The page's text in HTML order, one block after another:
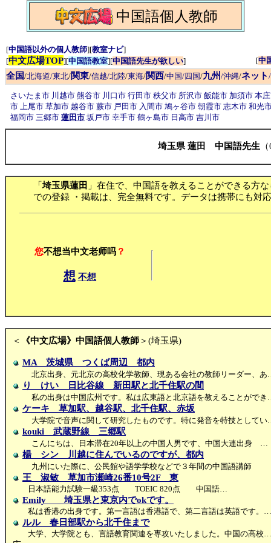
中国語個人教師
[中国語以外の個人教師][教室ナビ]
[中文広場TOP][中国語教室][中国語先生が欲しい] [中
全国/北海道/東北/関東/信越/北陸/東海/関西/中国/四国/九州/沖縄/ネット
さいたま市 川越市 熊谷市 川口市 行田市 秩父市 所沢市 飯能市 加須市 本
市 上尾市 草加市 越谷市 蕨市 戸田市 入間市 鳩ヶ谷市 朝霞市 志木市 和光
福岡市 三郷市 蓮田市 坂戸市 幸手市 鶴ヶ島市 日高市 吉川市
埼玉県 蓮田 中国語先生
「埼玉県蓮田 」在住で、中国語を教えることができる方
での登録 ・掲載は、完全無料です。データは携帯にも対
您不想当中文老师吗？
想 不想
＜ 《中文広場》中国語個人教師＞(埼玉県)
MA 茨城県 つくば周辺 都内
北京出身、元北京の高校化学教師、現ある会社の教師リーダー、
り けい 日比谷線 新田駅と北千住駅の間
私の出身は中国広州です。私は広東語と北京語を教えることがで
ケーキ 草加駅、越谷駅、北千住駅、赤坂
大学院で音声に関して研究したものです。特に発音を特技として
kouki 武蔵野線 三郷駅
こんにちは、日本滞在20年以上の中国人男です、中国大連出身 …
楊 シン 川越に住んでいるのですが、都内
九州にいた際に、公民館や語学学校などで３年間の中国語講師
王 淑敏 草加市瀬崎26番10号2F 東
日本語能力試験一級353点 TOEIC 820点 中国語…
Emily 埼玉県と東京内でokです。
私は香港の出身です。第一言語は香港語で、第二言語は英語です。…
ルル 春日部駅から北千住まで
大学、大学院とも、言語教育関連を専攻いたしました。中国の高校…